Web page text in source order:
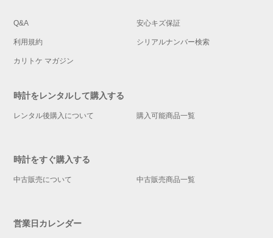
Q&A 安心キズ保証
利用規約 シリアルナンバー検索
カリトケ マガジン
時計をレンタルして購入する
レンタル後購入について 購入可能商品一覧
時計をすぐ購入する
中古販売について 中古販売商品一覧
営業日カレンダー